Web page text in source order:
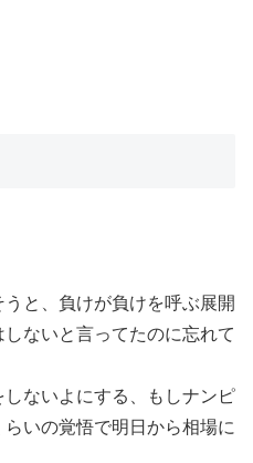
と、負けが負けを呼ぶ展開
ないと言ってたのに忘れて
ないよにする、もしナンピ
いの覚悟で明日から相場に